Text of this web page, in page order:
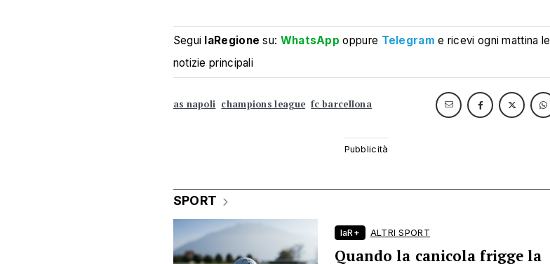
Segui laRegione su: WhatsApp oppure Telegram e ricevi ogni mattina le
notizie principali
as napoli champions league fc barcellona
SPORT
laR+ ALTRI SPORT
Quando la canicola frigge la